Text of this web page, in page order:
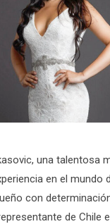
una talentosa
en el mundo
con
de Chile